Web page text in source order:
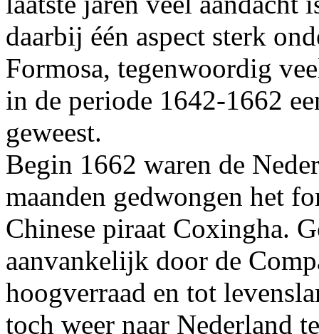
daarbij één aspect sterk
Formosa, tegenwoordig
in de periode 1642-1662
geweest.
Begin 1662 waren de
maanden gedwongen het
Chinese piraat Coxingha.
aanvankelijk door de
hoogverraad en tot
toch weer naar Nederland